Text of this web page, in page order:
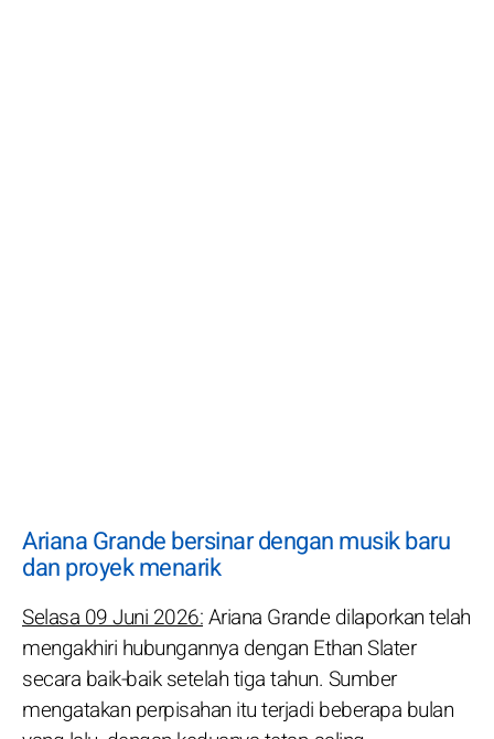
Ariana Grande bersinar dengan musik baru
dan proyek menarik
Selasa 09 Juni 2026:Ariana Grande dilaporkan telah
mengakhiri hubungannya dengan Ethan Slater
secara baik-baik setelah tiga tahun. Sumber
mengatakan perpisahan itu terjadi beberapa bulan